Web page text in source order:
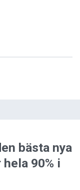
bästa nya
90% i